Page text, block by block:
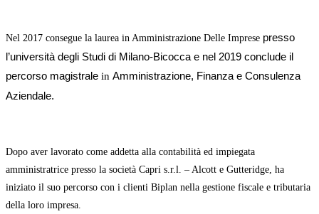
Nel 2017 consegue la laurea in Amministrazione Delle Imprese presso
l’università degli Studi di Milano-Bicocca e nel 2019 conclude il
percorso magistrale in Amministrazione, Finanza e Consulenza
Aziendale.
Dopo aver lavorato come addetta alla contabilità ed impiegata
amministratrice presso la società Capri s.r.l. – Alcott e Gutteridge, ha
iniziato il suo percorso con i clienti Biplan nella gestione fiscale e tributaria
della loro impresa.